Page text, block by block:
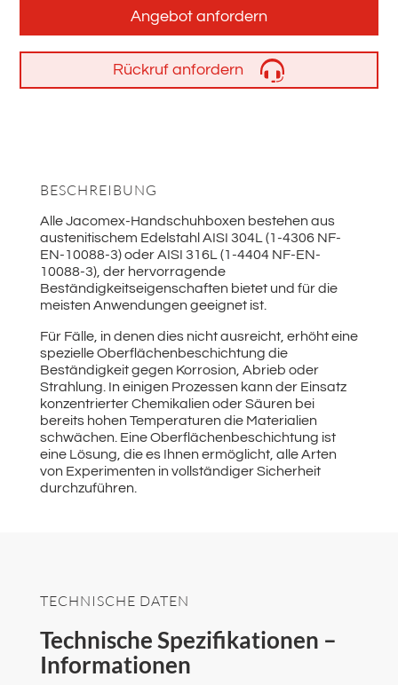
Angebot anfordern
Rückruf anfordern
BESCHREIBUNG
Alle Jacomex-Handschuhboxen bestehen aus
austenitischem Edelstahl AISI 304L (1-4306 NF-
EN-10088-3) oder AISI 316L (1-4404 NF-EN-
10088-3), der hervorragende
Beständigkeitseigenschaften bietet und für die
meisten Anwendungen geeignet ist.
Für Fälle, in denen dies nicht ausreicht, erhöht eine
spezielle Oberflächenbeschichtung die
Beständigkeit gegen Korrosion, Abrieb oder
Strahlung. In einigen Prozessen kann der Einsatz
konzentrierter Chemikalien oder Säuren bei
bereits hohen Temperaturen die Materialien
schwächen. Eine Oberflächenbeschichtung ist
eine Lösung, die es Ihnen ermöglicht, alle Arten
von Experimenten in vollständiger Sicherheit
durchzuführen.
TECHNISCHE DATEN
Technische Spezifikationen –
Informationen